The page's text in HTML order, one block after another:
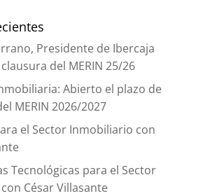
Presidente de Ibercaja
del MERIN 25/26
Abierto el plazo de
MERIN 2026/2027
el Sector Inmobiliario con
Tecnológicas para el Sector
César Villasante